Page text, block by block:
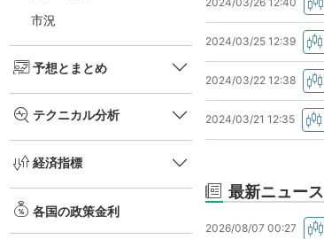
市況
予想とまとめ
テクニカル分析
経済指標
各国の政策金利
2024/03/25 12:39
2024/03/22 12:38
2024/03/21 12:35
最新ニュース
2026/08/07 00:27